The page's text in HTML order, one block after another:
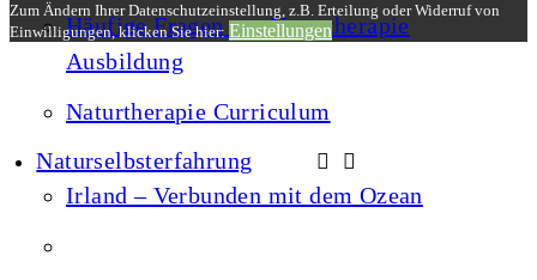
Häufige Fragen zur Naturtherapie
Ausbildung
Naturtherapie Curriculum
Naturselbsterfahrung
Irland – Verbunden mit dem Ozean
Zum Ändern Ihrer Datenschutzeinstellung, z.B. Erteilung oder Widerruf von
Einwilligungen, klicken Sie hier:Einstellungen